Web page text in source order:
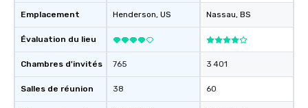
Emplacement
Évaluation du lieu
Chambres d'invités
Salles de réunion
Henderson, US
765
38
Nassau, BS
3 401
60